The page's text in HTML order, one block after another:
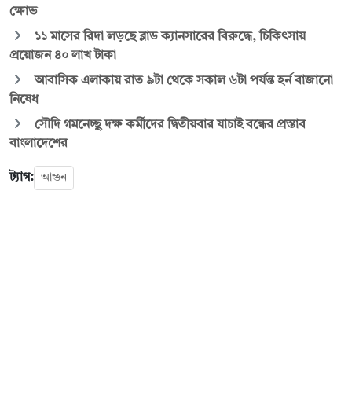
ক্ষোভ
১১ মাসের রিদা লড়ছে ব্লাড ক্যানসারের বিরুদ্ধে, চিকিৎসায়
প্রয়োজন ৪০ লাখ টাকা
আবাসিক এলাকায় রাত ৯টা থেকে সকাল ৬টা পর্যন্ত হর্ন বাজানো
নিষেধ
সৌদি গমনেচ্ছু দক্ষ কর্মীদের দ্বিতীয়বার যাচাই বন্ধের প্রস্তাব
বাংলাদেশের
ট্যাগ: আগুন